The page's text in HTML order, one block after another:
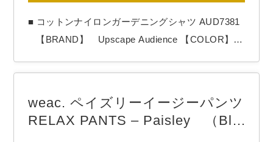
■ コットンナイロンガーデニングシャツ AUD7381
【BRAND】 Upscape Audience 【COLOR】
ツ。 フロントの大きめポケットが特徴的なシャ
を持った1枚です。 Aラインにゆったりした…
weac. ペイズリーイージーパンツ
RELAX PANTS – Paisley （Bla